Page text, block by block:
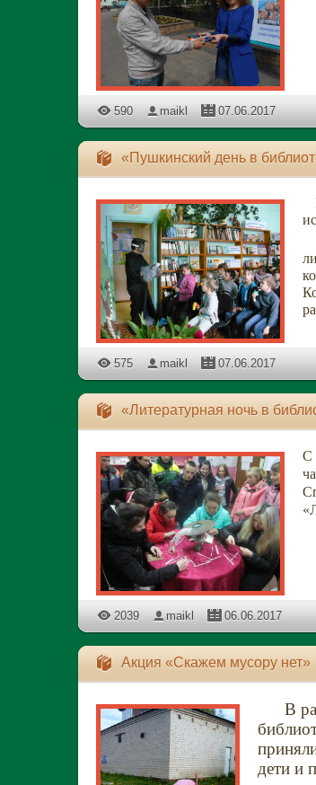
590 maikl 07.06.2017
«Пушкинский день в
575 maikl 07.06.2017
«Литературная ночь в
С
2039 maikl 06.06.2017
Акция «Скажем мусору нет»
В
дети и